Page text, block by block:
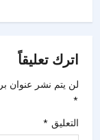
اترك تعليقاً
لن يتم نشر عنوان
*
التعليق *